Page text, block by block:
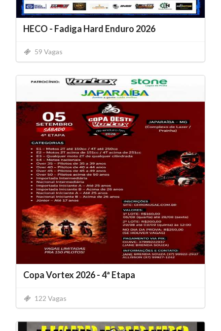
HECO - Fadiga Hard Enduro 2026
59 Vagas
Copa Vortex 2026 - 4ª Etapa
122 Vagas